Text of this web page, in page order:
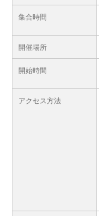
集合時間
開催場所
開始時間
アクセス方法